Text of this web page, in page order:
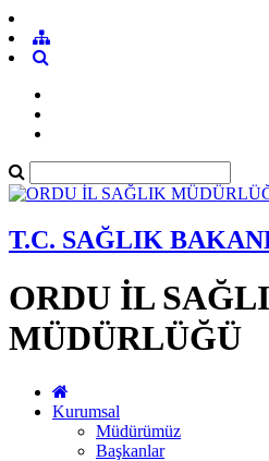
T.C. SAĞLIK
ORDU İL
MÜDÜRLÜĞÜ
Kurumsal
Müdürümüz
Başkanlar